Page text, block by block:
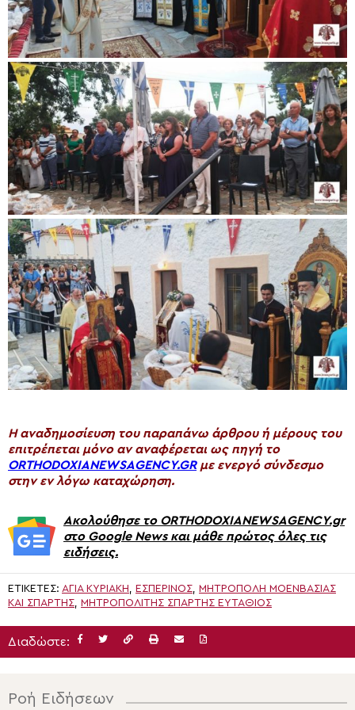
H αναδημοσίευση του παραπάνω άρθρου ή μέρους του
επιτρέπεται μόνο αν αναφέρεται ως πηγή το
ORTHODOXIANEWSAGENCY.GRμε ενεργό σύνδεσμο
στην εν λόγω καταχώρηση.
Ακολούθησε το ORTHODOXIANEWSAGENCY.gr
στο Google News και μάθε πρώτος όλες τις
ειδήσεις.
ΕΤΙΚΈΤΕΣ: ΑΓΊΑ ΚΥΡΙΑΚΉ ΕΣΠΕΡΙΝΌΣ ΜΗΤΡΌΠΟΛΗ ΜΟΕΝΒΑΣΊΑΣ
ΚΑΙ ΣΠΆΡΤΗΣ ΜΗΤΡΟΠΟΛΊΤΗΣ ΣΠΆΡΤΗΣ ΕΥΤΆΘΙΟΣ
Διαδώστε:
Ροή Ειδήσεων